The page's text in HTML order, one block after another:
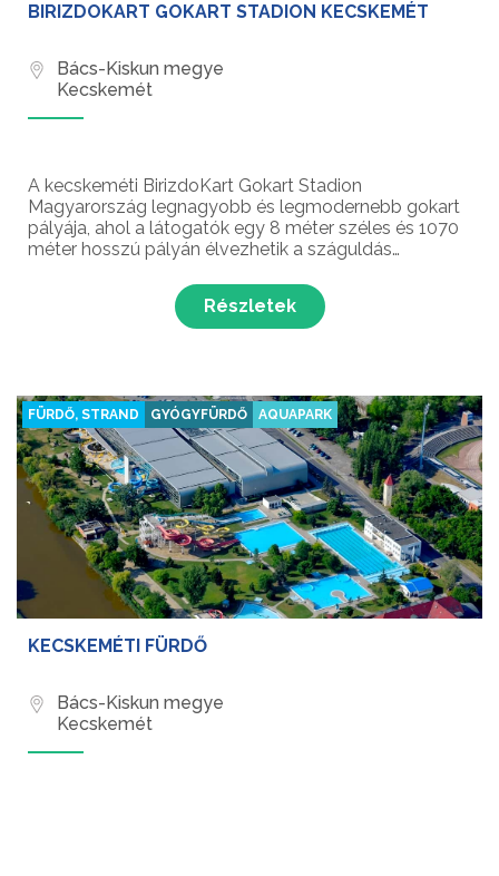
BIRIZDOKART GOKART STADION KECSKEMÉT
Bács-Kiskun megye
Kecskemét
A kecskeméti BirizdoKart Gokart Stadion
Magyarország legnagyobb és legmodernebb gokart
pályája, ahol a látogatók egy 8 méter széles és 1070
méter hosszú pályán élvezhetik a száguldás
kanyarok egészítik ki, ahol a modern és biztonságos
Sodi SR5 típusú g...
Részletek
FÜRDŐ, STRAND GYÓGYFÜRDŐ AQUAPARK
KECSKEMÉTI FÜRDŐ
Bács-Kiskun megye
Kecskemét